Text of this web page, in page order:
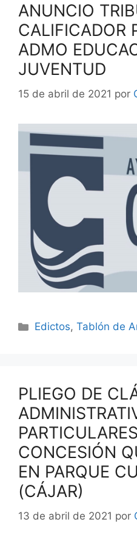
ANUNCIO
CALIFICADOR
ADMO
JUVENTUD
15 de abril de 2021 por
Edictos,Tablón de
PLIEGO DE
CONCESIÓN
EN PARQUE
(CÁJAR)
13 de abril de 2021 por